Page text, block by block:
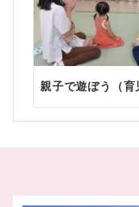
親子で遊ぼう（育